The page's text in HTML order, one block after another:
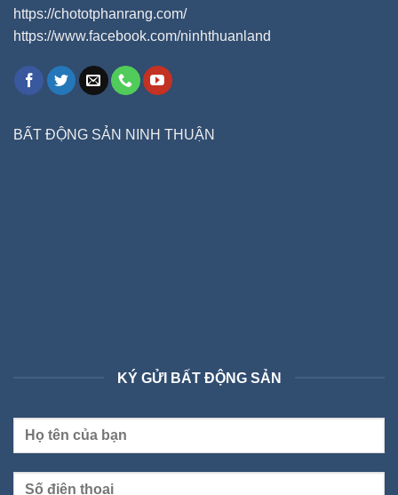
https://chototphanrang.com/
https://www.facebook.com/ninhthuanland
BẤT ĐỘNG SẢN NINH THUẬN
KÝ GỬI BẤT ĐỘNG SẢN